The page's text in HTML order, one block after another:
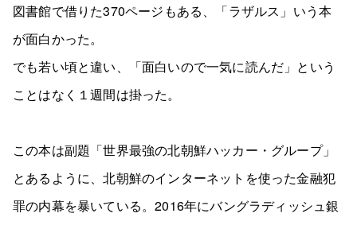
図書館で借りた370ページもある、「ラザルス」いう本
が面白かった。
でも若い頃と違い、「面白いので一気に読んだ」という
ことはなく１週間は掛った。
この本は副題「世界最強の北朝鮮ハッカー・グループ」
とあるように、北朝鮮のインターネットを使った金融犯
罪の内幕を暴いている。2016年にバングラディッシュ銀